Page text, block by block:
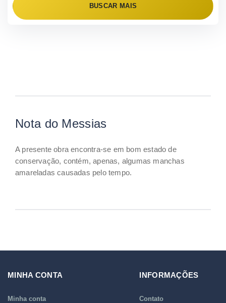
BUSCAR MAIS
Nota do Messias
A presente obra encontra-se em bom estado de
conservação, contém, apenas, algumas manchas
amareladas causadas pelo tempo.
MINHA CONTA
Minha conta
INFORMAÇÕES
Contato